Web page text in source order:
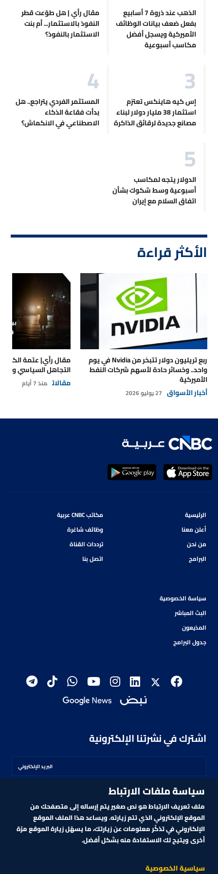
الذهب عند ذروة 7 أسابيع
بفعل ضعف بيانات الوظائف
الأميركية ويسجل أفضل
مكاسب أسبوعية
مقال رأي | هل طوّعت قطر
النفوذ بالاستثمار... أم بنت
الاستثمار بالنفوذ؟
إس كيه هاينكس تعتزم
استثمار 38 مليار دولار لبناء
مصانع جديدة لرقائق الذاكرة
المستثمر الفردي يتراجع.. هل
بدأت فقاعة الذكاء
الاصطناعي في الانكماش؟
الدولار يتجه لمكاسب
أسبوعية وسط شكوك بشأن
اتفاق السلام مع إيران
الأكثر قراءة
ربع تريليون دولار تتبخر من Nvidia في يوم
واحد.. وخسائر حادة لأسهم شركات النفط
الأميركية
أخبار الأسواق 27 يوليو 2026
مقال رأي| عتمة
التجاهل السياسي
مقالات منذ 7 أيام
الرئيسية
أعلن معنا
من نحن
البرامج
مكاتب CNBC عربية
وظائف شاغرة
ترددات القناة
اتصل بنا
سياسة الخصوصية
البث المباشر
المذيعون
جدول البرامج
اشترك في نشرتنا الإلكترونية
اشترك
2026
CNBCARABIA.COM. ALL RIGHTS RESERVED
سياسة ملفات الارتباط
ملف تعريف الارتباط هو نص صغير يتم إرساله إلى متصفحك من
الموقع الإلكتروني الذي تتم زيارته. ويساعد هذا الملف الموقع
الإلكتروني في تذكّر معلومات عن زيارتك، ما يسهّل زيارة الموقع مرّة
أخرى ويتيح لك الاستفادة منه بشكل أفضل.
سياسية الخصوصية